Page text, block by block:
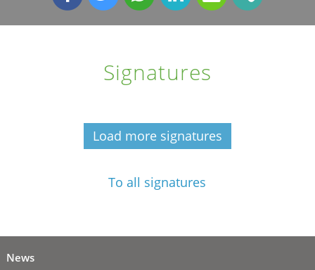
Signatures
Load more signatures
To all signatures
News